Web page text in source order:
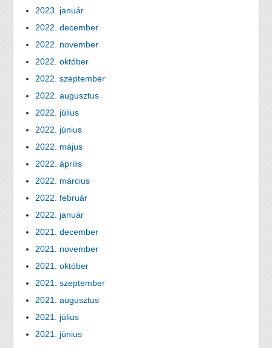
2023. január
2022. december
2022. november
2022. október
2022. szeptember
2022. augusztus
2022. július
2022. június
2022. május
2022. április
2022. március
2022. február
2022. január
2021. december
2021. november
2021. október
2021. szeptember
2021. augusztus
2021. július
2021. június